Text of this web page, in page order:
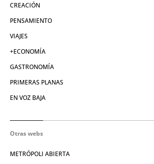
CREACIÓN
PENSAMIENTO
VIAJES
+ECONOMÍA
GASTRONOMÍA
PRIMERAS PLANAS
EN VOZ BAJA
Otras webs
METRÓPOLI ABIERTA